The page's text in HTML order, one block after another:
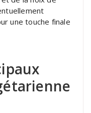
une touche finale